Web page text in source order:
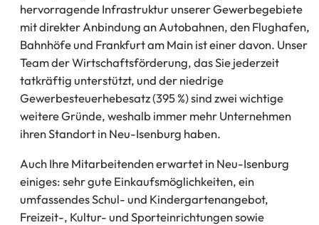
hervorragende Infrastruktur unserer Gewerbegebiete
mit direkter Anbindung an Autobahnen, den Flughafen,
Bahnhöfe und Frankfurt am Main ist einer davon. Unser
Team der Wirtschaftsförderung, das Sie jederzeit
tatkräftig unterstützt, und der niedrige
Gewerbesteuerhebesatz (395 %) sind zwei wichtige
weitere Gründe, weshalb immer mehr Unternehmen
ihren Standort in Neu-Isenburg haben.
Auch Ihre Mitarbeitenden erwartet in Neu-Isenburg
einiges: sehr gute Einkaufsmöglich­keiten, ein
umfassendes Schul- und Kindergartenangebot,
Freizeit-, Kultur- und Sporteinrichtungen sowie